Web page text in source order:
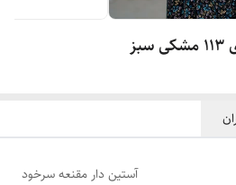
آستین دار مقنعه سرخود